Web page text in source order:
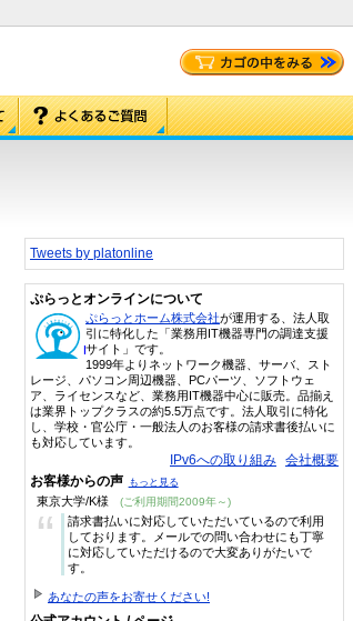
Tweets by platonline
ぷらっとオンラインについて
ぷらっとホーム株式会社が運用する、法人取
引に特化した「業務用IT機器専門の調達支援
サイト」です。
1999年よりネットワーク機器、サーバ、スト
レージ、パソコン周辺機器、PCパーツ、ソフトウェ
ア、ライセンスなど、業務用IT機器中心に販売。品揃え
は業界トップクラスの約5.5万点です。法人取引に特化
し、学校・官公庁・一般法人のお客様の請求書後払いに
も対応しています。
IPv6への取り組み 会社概要
お客様からの声 もっと見る
東京大学/K様 (ご利用期間2009年～)
“
請求書払いに対応していただいているので利用
しております。メールでの問い合わせにも丁寧
に対応していただけるので大変ありがたいで
す。
あなたの声をお寄せください!